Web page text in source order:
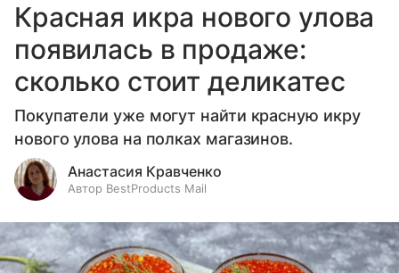
Красная икра нового улова
появилась в продаже:
сколько стоит деликатес
Покупатели уже могут найти красную икру
нового улова на полках магазинов.
Анастасия Кравченко
Автор BestProducts Mail